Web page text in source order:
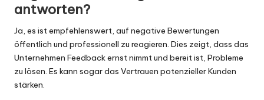
antworten?
Ja, es ist empfehlenswert, auf negative Bewertungen
öffentlich und professionell zu reagieren. Dies zeigt, dass das
Unternehmen Feedback ernst nimmt und bereit ist, Probleme
zu lösen. Es kann sogar das Vertrauen potenzieller Kunden
stärken.